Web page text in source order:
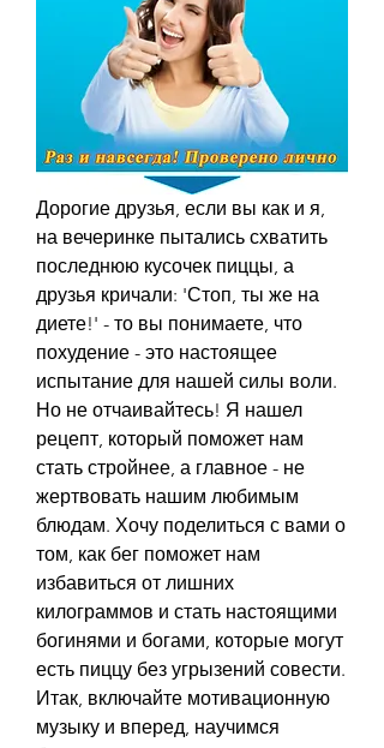
Дорогие друзья, если вы как и я,
на вечеринке пытались схватить
последнюю кусочек пиццы, а
друзья кричали: 'Стоп, ты же на
диете!' - то вы понимаете, что
похудение - это настоящее
испытание для нашей силы воли.
Но не отчаивайтесь! Я нашел
рецепт, который поможет нам
стать стройнее, а главное - не
жертвовать нашим любимым
блюдам. Хочу поделиться с вами о
том, как бег поможет нам
избавиться от лишних
килограммов и стать настоящими
богинями и богами, которые могут
есть пиццу без угрызений совести.
Итак, включайте мотивационную
музыку и вперед, научимся